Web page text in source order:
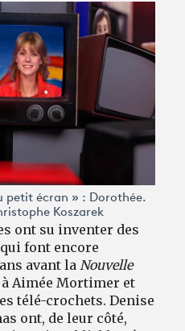
petit écran » : Dorothée.
Koszarek
ont su inventer des
font encore
avant la Nouvelle
à Aimée Mortimer et
télé-crochets. Denise
ont, de leur côté,